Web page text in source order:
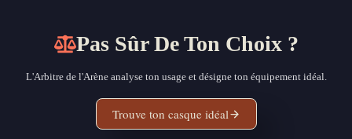
Pas Sûr De Ton Choix ?
L'Arbitre de l'Arène analyse ton usage et désigne ton équipement idéal.
Trouve ton casque idéal